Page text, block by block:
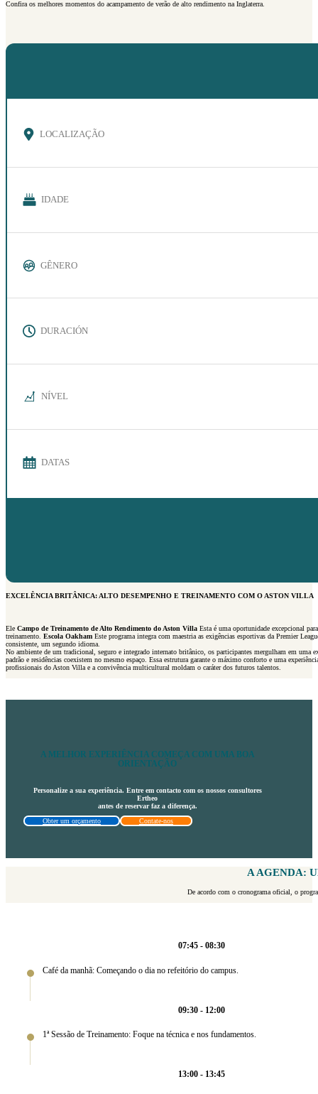
Confira os melhores momentos do acampamento de verão de alto rendimento na Inglaterra.
LOCALIZAÇÃO
IDADE
GÊNERO
DURACIÓN
NÍVEL
DATAS
EXCELÊNCIA BRITÂNICA: ALTO DESEMPENHO E TREINAMENTO COM O ASTON VILLA
Ele Campo de Treinamento de Alto Rendimento do Aston Villa Esta é uma oportunidade excepcional
treinamento. Escola Oakham Este programa integra com maestria as exigências esportivas da Premier
consistente, um segundo idioma.
No ambiente de um tradicional, seguro e integrado internato britânico, os participantes mergulham em uma
padrão e residências coexistem no mesmo espaço. Essa estrutura garante o máximo conforto e uma
profissionais do Aston Villa e a convivência multicultural moldam o caráter dos futuros talentos.
A MELHOR EXPERIÊNCIA COMEÇA COM UMA BOA
ORIENTAÇÃO
Personalize a sua experiência. Entre em contacto com os nossos consultores
Ertheo
antes de reservar faz a diferença.
Obter um orçamento
Contate-nos
A AGENDA:
De acordo com o cronograma oficial, o
07:45 - 08:30
Café da manhã: Começando o dia no refeitório do campus.
09:30 - 12:00
1ª Sessão de Treinamento: Foque na técnica e nos fundamentos.
13:00 - 13:45